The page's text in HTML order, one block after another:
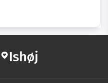
Ishøj